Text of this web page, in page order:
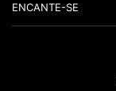
ENCANTE-SE